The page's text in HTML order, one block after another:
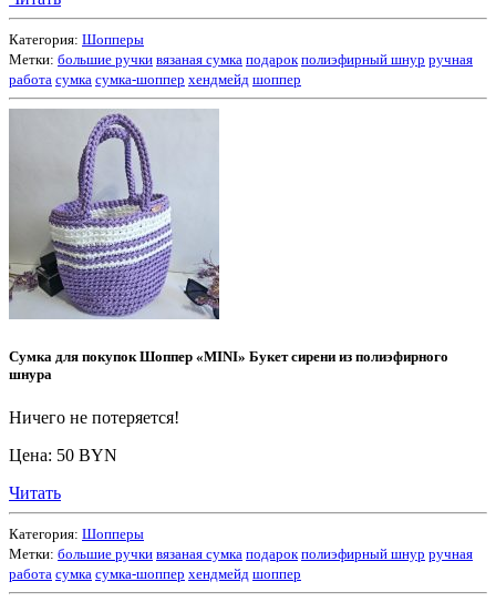
Категория: Шопперы
Метки: большие ручки вязаная сумка подарок полиэфирный шнур ручная
работа сумка сумка-шоппер хендмейд шоппер
Сумка для покупок Шоппер «MINI» Букет сирени из полиэфирного
шнура
Ничего не потеряется!
Цена: 50 BYN
Читать
Категория: Шопперы
Метки: большие ручки вязаная сумка подарок полиэфирный шнур ручная
работа сумка сумка-шоппер хендмейд шоппер